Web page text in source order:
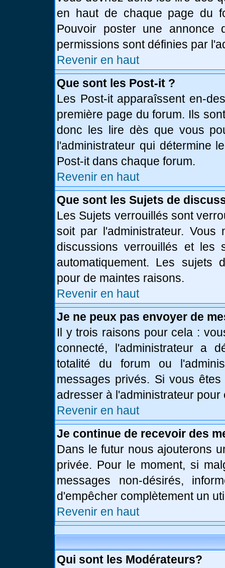
en haut de chaque page du
Pouvoir poster une annonce
permissions sont définies par
Revenir en haut
Que sont les Post-it ?
Les Post-it apparaîssent en-
première page du forum. Ils
donc les lire dès que vous
l'administrateur qui détermine
Post-it dans chaque forum.
Revenir en haut
Que sont les Sujets de
Les Sujets verrouillés sont
soit par l'administrateur.
discussions verrouillés et les
automatiquement. Les sujets
pour de maintes raisons.
Revenir en haut
Je ne peux pas envoyer de
Il y trois raisons pour cela :
connecté, l'administrateur a
totalité du forum ou
messages privés. Si vous
adresser à l'administrateur
Revenir en haut
Je continue de recevoir des
Dans le futur nous ajouterons
privée. Pour le moment, si
messages non-désirés,
d'empêcher complètement un
Revenir en haut
Qui sont les Modérateurs?